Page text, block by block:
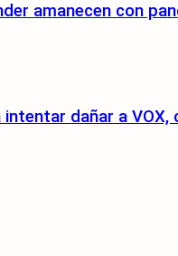
amanecen con
dañar a